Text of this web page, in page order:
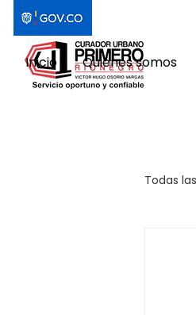
Inicio Quiénes somos
Todas